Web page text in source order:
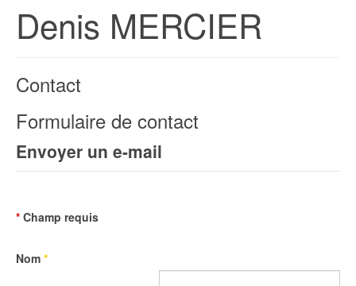
Denis MERCIER
Contact
Formulaire de contact
Envoyer un e-mail
* Champ requis
Nom *